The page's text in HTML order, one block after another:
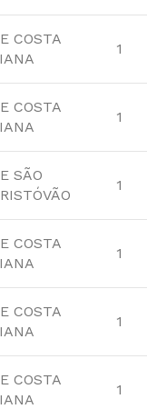
COSTA
1
COSTA
1
SÃO
1
COSTA
1
COSTA
1
COSTA
1